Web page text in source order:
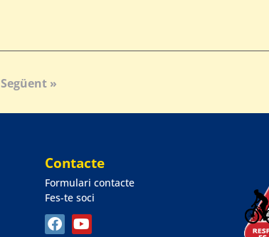
Següent »
Contacte
Formulari contacte
Fes-te soci